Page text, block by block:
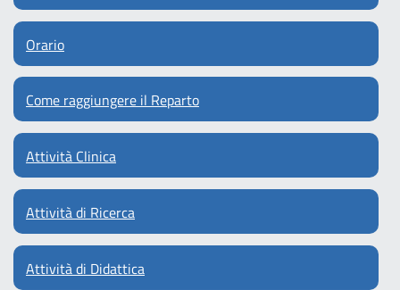
Orario
Come raggiungere il Reparto
Attività Clinica
Attività di Ricerca
Attività di Didattica